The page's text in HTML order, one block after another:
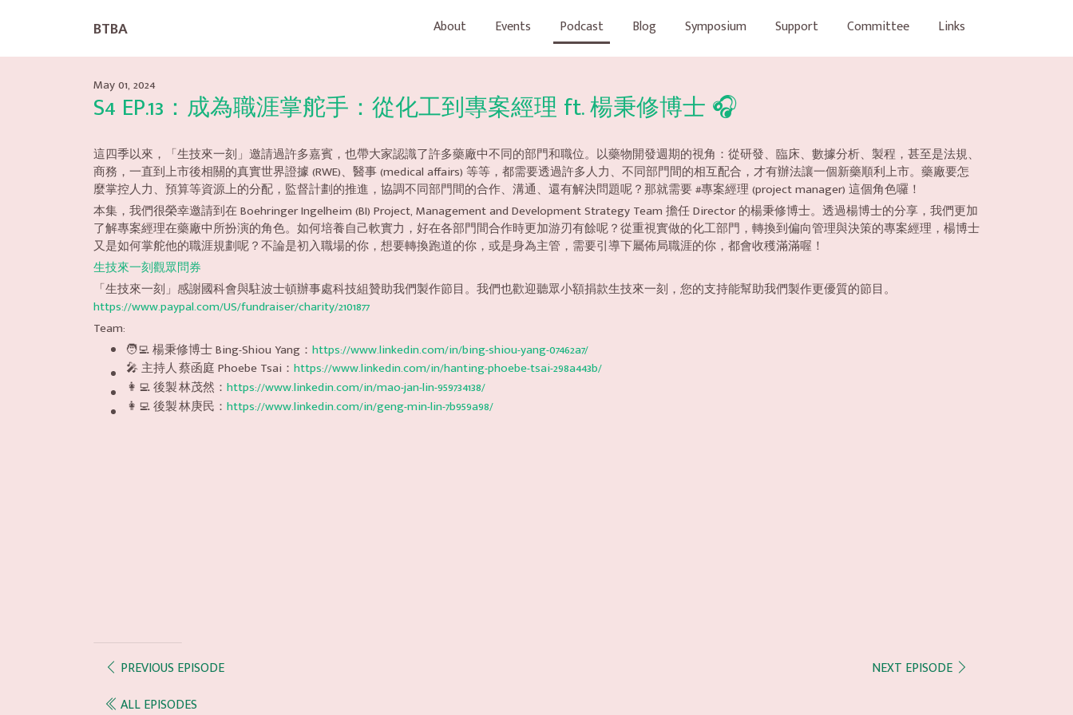
BTBA About Events Podcast Blog Symposium Support Committee Links
May 01, 2024
S4 EP.13：成為職涯掌舵手：從化工到專案經理 ft. 楊秉修博士 🎧
這四季以來，「生技來一刻」邀請過許多嘉賓，也帶大家認識了許多藥廠中不同的部門和職位。以藥物開發週期的視角：從研發、臨床、數據分析、製程，甚至是法規、
商務，一直到上市後相關的真實世界證據 (RWE)、醫事 (medical affairs) 等等，都需要透過許多人力、不同部門間的相互配合，才有辦法讓一個新藥順利上市。藥廠要怎
麼掌控人力、預算等資源上的分配，監督計劃的推進，協調不同部門間的合作、溝通、還有解決問題呢？那就需要 #專案經理 (project manager) 這個角色囉！
本集，我們很榮幸邀請到在 Boehringer Ingelheim (BI) Project, Management and Development Strategy Team 擔任 Director 的楊秉修博士。透過楊博士的分享，我們更加
了解專案經理在藥廠中所扮演的角色。如何培養自己軟實力，好在各部門間合作時更加游刃有餘呢？從重視實做的化工部門，轉換到偏向管理與決策的專案經理，楊博士
又是如何掌舵他的職涯規劃呢？不論是初入職場的你，想要轉換跑道的你，或是身為主管，需要引導下屬佈局職涯的你，都會收穫滿滿喔！
生技來一刻觀眾問券
「生技來一刻」感謝國科會與駐波士頓辦事處科技組贊助我們製作節目。我們也歡迎聽眾小額捐款生技來一刻，您的支持能幫助我們製作更優質的節目。
https://www.paypal.com/US/fundraiser/charity/2101877
Team:
🧑‍💻 楊秉修博士 Bing-Shiou Yang： https://www.linkedin.com/in/bing-shiou-yang-07462a7/
🎤 主持人蔡函庭 Phoebe Tsai： https://www.linkedin.com/in/hanting-phoebe-tsai-298a443b/
👩‍💻 後製林茂然： https://www.linkedin.com/in/mao-jan-lin-959734138/
👩‍💻 後製林庚民： https://www.linkedin.com/in/geng-min-lin-7b959a98/
PREVIOUS EPISODE
NEXT EPISODE
ALL EPISODES